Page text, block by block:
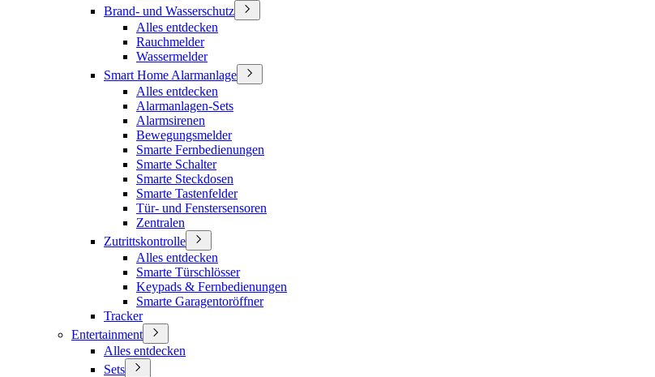
Brand- und Wasserschutz
Alles entdecken
Rauchmelder
Wassermelder
Smart Home Alarmanlage
Alles entdecken
Alarmanlagen-Sets
Alarmsirenen
Bewegungsmelder
Smarte Fernbedienungen
Smarte Schalter
Smarte Steckdosen
Smarte Tastenfelder
Tür- und Fenstersensoren
Zentralen
Zutrittskontrolle
Alles entdecken
Smarte Türschlösser
Keypads & Fernbedienungen
Smarte Garagentoröffner
Tracker
Entertainment
Alles entdecken
Sets